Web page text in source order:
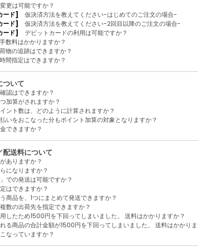
更は可能ですか？
ード]
仮決済方法を教えてください-はじめてのご注文の場合-
ード]
仮決済方法を教えてください-2回目以降のご注文の場合-
ード]
デビットカードの利用は可能ですか？
数料はかかりますか？
物の追跡はできますか？
間指定はできますか？
ついて
認はできますか？
加算がされますか？
ント数は、どのように計算されますか？
いをおこなった分もポイント加算の対象となりますか？
できますか？
配送料について
ありますか？
になりますか？
での発送は可能ですか？
はできますか？
商品を、1つにまとめて発送できますか？
数の出荷先を指定できますか？
したため1500円を下回ってしまいました。 送料はかかりますか？
る商品の合計金額が1500円を下回ってしまいました。 送料はかかりま
なっていますか？